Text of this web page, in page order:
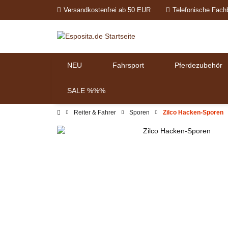
Versandkostenfrei ab 50 EUR Telefonische
NEU Fahrsport Pferdezubehör
SALE %%%
Reiter & Fahrer Sporen Zilco Hacken-Sporen